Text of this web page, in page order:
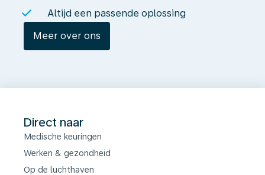
Altijd een passende oplossing
Meer over ons
Direct naar
Medische keuringen
Werken & gezondheid
Op de luchthaven